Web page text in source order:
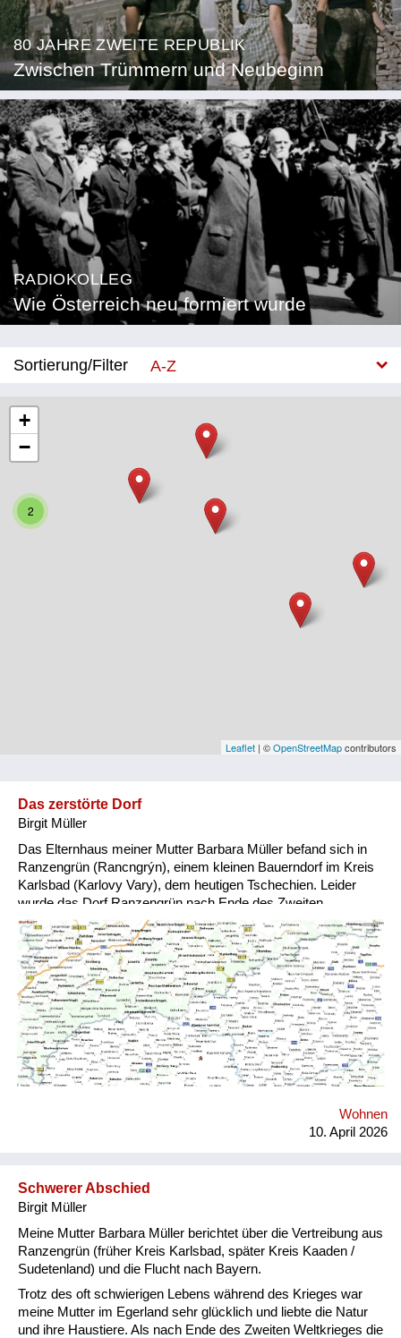
80 JAHRE ZWEITE REPUBLIK
Zwischen Trümmern und Neubeginn
RADIOKOLLEG
Wie Österreich neu formiert wurde
Sortierung/Filter
A-Z
Bundesland
Kärnten
Vorarlberg
Besatzungsmächte
Frauen, Mütter, Kinder
Versorgung
Heimkehrer
Fluchtgeschichten
Familiengeschichten
Schule und Ausbildung
2
+
−
Leaflet | ©OpenStreetMapcontributors
Das zerstörte Dorf
Birgit Müller
Das Elternhaus meiner Mutter Barbara Müller befand sich in
Ranzengrün (Rancngrýn), einem kleinen Bauerndorf im Kreis
Karlsbad (Karlovy Vary), dem heutigen Tschechien. Leider
wurde das Dorf Ranzengrün nach Ende des Zweiten
Weltkrieges vollkommen vernichtet und zu einem
Truppenübungsplatz für das tschechische Militär
umfunktioniert (Vojenský újezd Hradištĕ). Genau dort wo der
rote Stern eingezeichnet ist, befand sich ehemals Ranzengrün.
Wohnen
10. April 2026
Schwerer Abschied
Birgit Müller
Meine Mutter Barbara Müller berichtet über die Vertreibung aus
Ranzengrün (früher Kreis Karlsbad, später Kreis Kaaden /
Sudetenland) und die Flucht nach Bayern.
Trotz des oft schwierigen Lebens während des Krieges war
meine Mutter im Egerland sehr glücklich und liebte die Natur
und ihre Haustiere. Als nach Ende des Zweiten Weltkrieges die